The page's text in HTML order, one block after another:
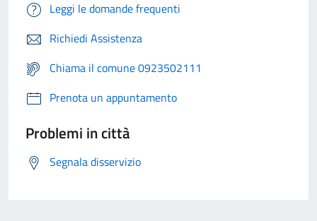
Leggi le domande frequenti
Richiedi Assistenza
Chiama il comune 0923502111
Prenota un appuntamento
Problemi in città
Segnala disservizio